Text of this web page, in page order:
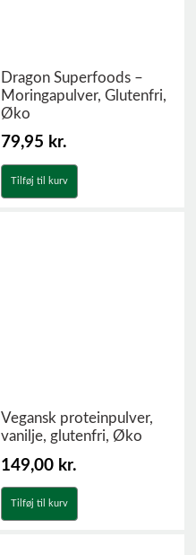
Dragon Superfoods –
Moringapulver, Glutenfri,
Øko
79,95 kr.
Tilføj til kurv
Vegansk proteinpulver,
vanilje, glutenfri, Øko
149,00 kr.
Tilføj til kurv